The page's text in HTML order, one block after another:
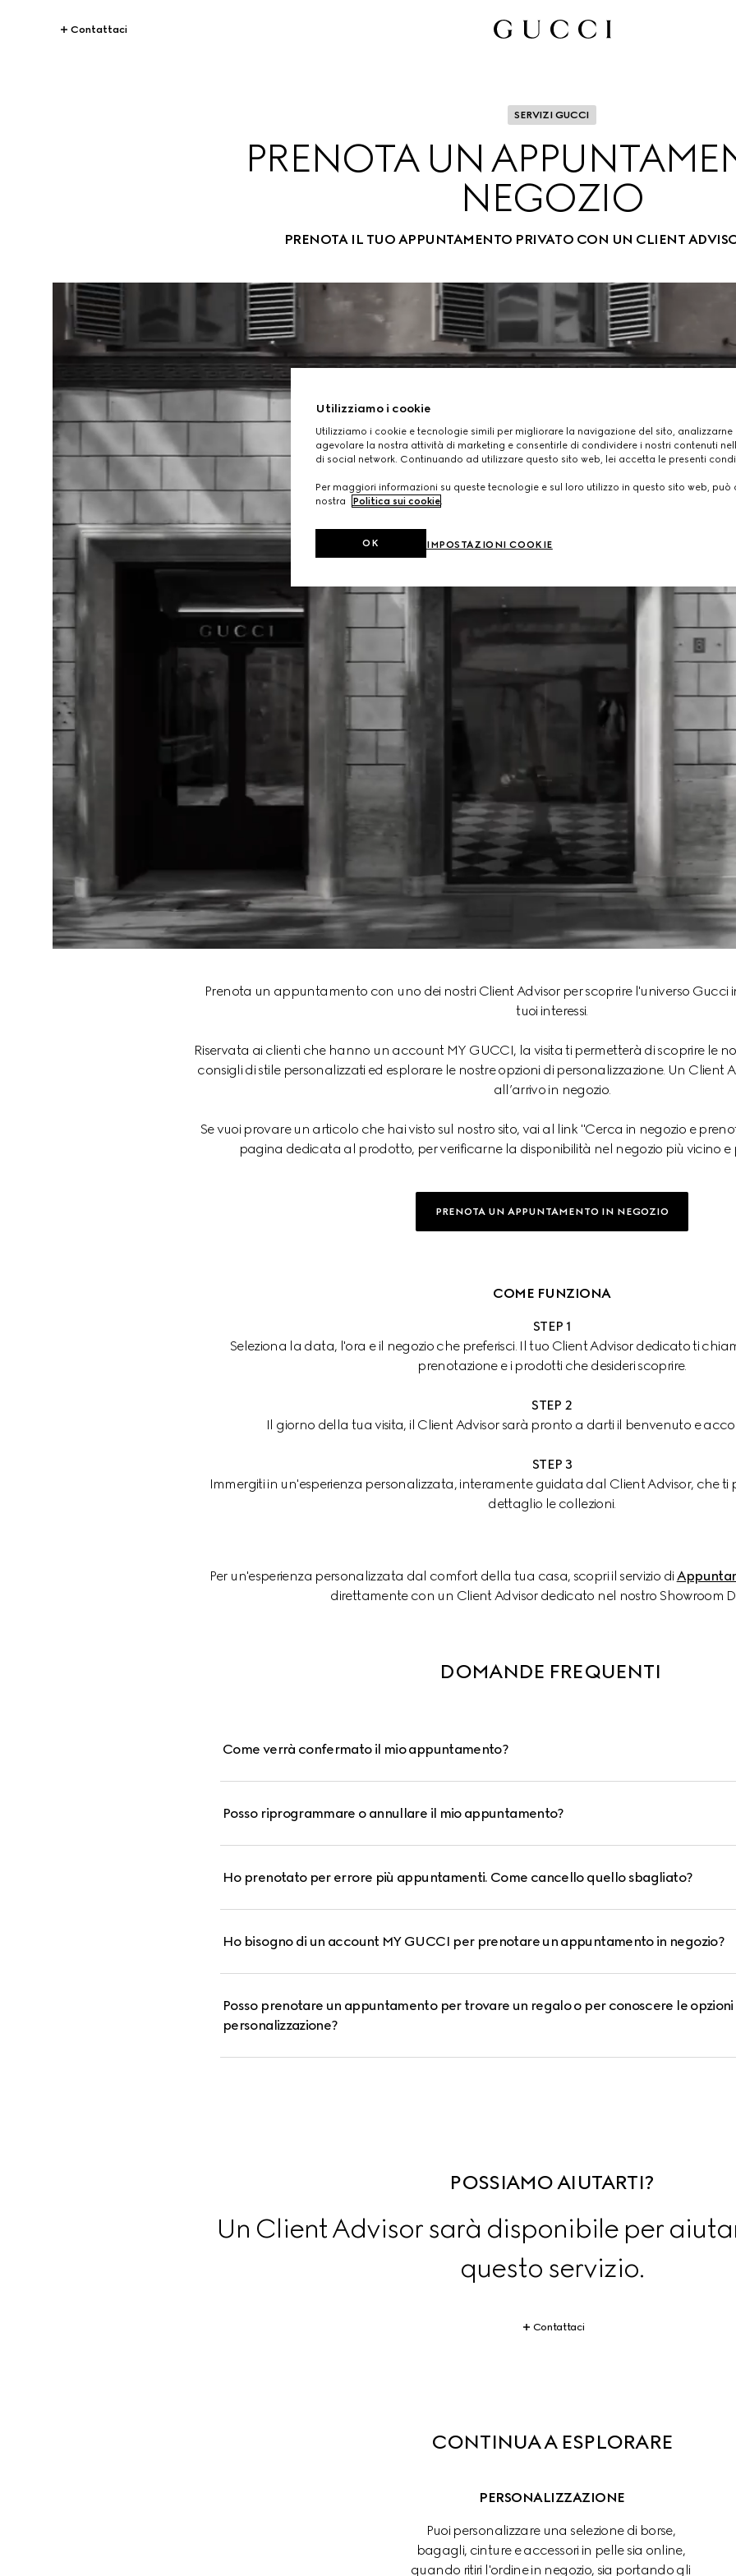
Contattaci
SERVIZI GUCCI
PRENOTA UN
NEGOZIO
PRENOTA IL TUO APPUNTAMENTO PRIVATO CON UN CLIENT
Prenota un appuntamento con uno dei nostri Client Advisor per scoprire l'universo Gucci
tuoi interessi.
Riservata ai clienti che hanno un account MY GUCCI, la visita ti permetterà di scoprire le
consigli di stile personalizzati ed esplorare le nostre opzioni di personalizzazione. Un
all’arrivo in negozio.
Se vuoi provare un articolo che hai visto sul nostro sito, vai al link "Cerca in negozio e
pagina dedicata al prodotto, per verificarne la disponibilità nel negozio più vicino e
PRENOTA UN APPUNTAMENTO IN NEGOZIO
COME FUNZIONA
STEP 1
Seleziona la data, l'ora e il negozio che preferisci. Il tuo Client Advisor dedicato ti
prenotazione e i prodotti che desideri scoprire.
STEP 2
Il giorno della tua visita, il Client Advisor sarà pronto a darti il benvenuto e
STEP 3
Immergiti in un'esperienza personalizzata, interamente guidata dal Client Advisor, che
dettaglio le collezioni.
Per un'esperienza personalizzata dal comfort della tua casa, scopri il servizio di
direttamente con un Client Advisor dedicato nel nostro Showroom
DOMANDE FREQUENTI
Come verrà confermato il mio appuntamento?
Posso riprogrammare o annullare il mio appuntamento?
Ho prenotato per errore più appuntamenti. Come cancello quello sbagliato?
Ho bisogno di un account MY GUCCI per prenotare un appuntamento in negozio?
Posso prenotare un appuntamento per trovare un regalo o per conoscere le opzioni
personalizzazione?
POSSIAMO AIUTARTI?
Un Client Advisor sarà disponibile per
questo servizio.
Contattaci
CONTINUA A ESPLORARE
PERSONALIZZAZIONE
Puoi personalizzare una selezione di borse,
bagagli, cinture e accessori in pelle sia online,
quando ritiri l'ordine in negozio, sia portando gli
Utilizziamo i cookie
Utilizziamo i cookie e tecnologie simili per migliorare la navigazione del sito, analizzarne
agevolare la nostra attività di marketing e consentirle di condividere i nostri contenuti
di social network. Continuando ad utilizzare questo sito web, lei accetta le presenti
Per maggiori informazioni su queste tecnologie e sul loro utilizzo in questo sito web, può
nostra
Politica sui cookie.
IMPOSTAZIONI COOKIE
OK